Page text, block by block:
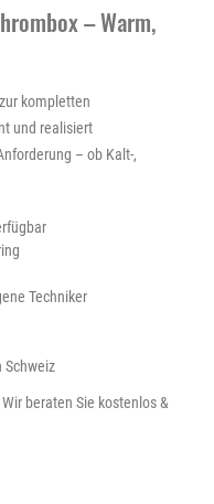
– Warm,
kompletten
und realisiert
– ob Kalt-,
Techniker
Schweiz
beraten Sie kostenlos &